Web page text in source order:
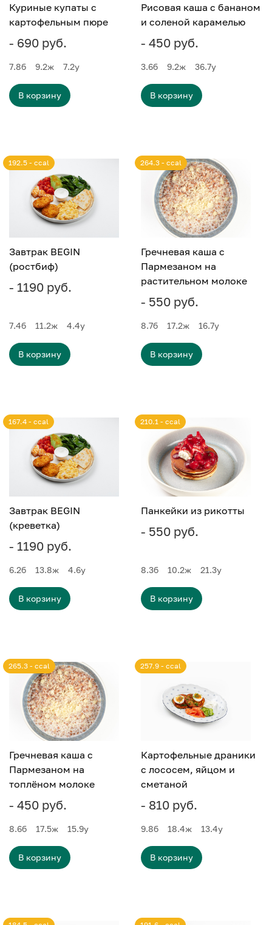
Куриные купаты с
картофельным пюре
- 690 руб.
7.8б 9.2ж 7.2у
В корзину
Рисовая каша с бананом
и соленой карамелью
- 450 руб.
3.6б 9.2ж 36.7у
В корзину
Завтрак BEGIN
(ростбиф)
- 1190 руб.
192.5 - ccal
7.4б 11.2ж 4.4у
В корзину
Гречневая каша с
Пармезаном на
растительном молоке
- 550 руб.
264.3 - ccal
8.7б 17.2ж 16.7у
В корзину
Завтрак BEGIN
(креветка)
- 1190 руб.
167.4 - ccal
6.2б 13.8ж 4.6у
В корзину
Панкейки из рикотты
- 550 руб.
210.1 - ccal
8.3б 10.2ж 21.3у
В корзину
Гречневая каша с
Пармезаном на
топлёном молоке
- 450 руб.
265.3 - ccal
8.6б 17.5ж 15.9у
В корзину
Картофельные драники
с лососем, яйцом и
сметаной
- 810 руб.
257.9 - ccal
9.8б 18.4ж 13.4у
В корзину